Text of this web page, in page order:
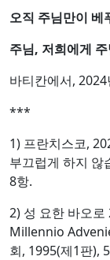
오직 주님만이 베
주님, 저희에게
바티칸에서,
***
1) 프란치스코,
부끄럽게 하지
8항.
2) 성 요한 바오
Millennio
회, 1995(제1판),